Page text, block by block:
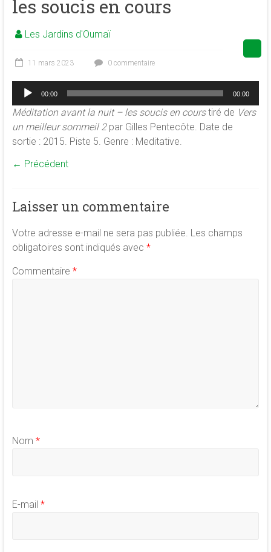
de
conscience
développement
de
la
merveilleuse
association
<b/>sophrologie,
psychologie
ressources
les soucis en cours
Les Jardins d'Oumaï
11 mars 2023 0 commentaire
Lecteur
audio
00:00 00:00
Méditation avant la nuit – les soucis en courstiré de Vers
un meilleur sommeil 2par Gilles Pentecôte. Date de
sortie : 2015. Piste 5. Genre : Meditative.
← Précédent
Laisser un commentaire
Votre adresse e-mail ne sera pas publiée. Les champs
obligatoires sont indiqués avec *
Commentaire *
Nom *
E-mail *